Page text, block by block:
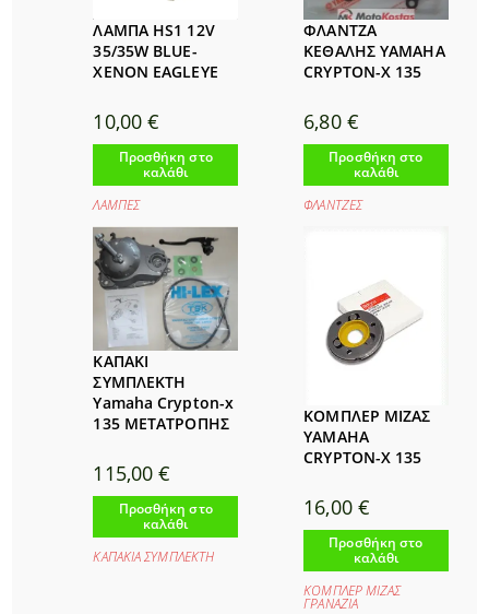
ΛΑΜΠΑ HS1 12V
35/35W BLUE-
XENON EAGLEYE
10,00€
Προσθήκη στο
καλάθι
ΛΑΜΠΕΣ
ΦΛΑΝΤΖΑ
ΚΕΘΑΛΗΣ YAMAHA
CRYPTON-X 135
6,80 €
Προσθήκη στο
καλάθι
ΦΛΑΝΤΖΕΣ
ΚΑΠΑΚΙ
ΣΥΜΠΛΕΚΤΗ
Yamaha Crypton-x
135 ΜΕΤΑΤΡΟΠΗΣ
115,00€
Προσθήκη στο
καλάθι
ΚΑΠΑΚΙΑ ΣΥΜΠΛΕΚΤΗ
ΚΟΜΠΛΕΡ ΜΙΖΑΣ
YAMAHA
CRYPTON-X 135
16,00 €
Προσθήκη στο
καλάθι
ΚΟΜΠΛΕΡ ΜΙΖΑΣ
ΓΡΑΝΑΖΙΑ